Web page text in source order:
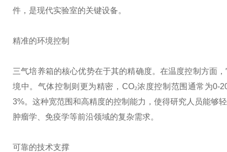
件，是现代实验室的关键设备。
精准的环境控制
三气培养箱的核心优势在于其的精确度。在温度控制方面
境中。气体控制则更为精密，CO₂浓度控制范围通常为0-
3%。这种宽范围和高精度的控制能力，使得研究人员能够
肿瘤学、免疫学等前沿领域的复杂需求。
可靠的技术支撑